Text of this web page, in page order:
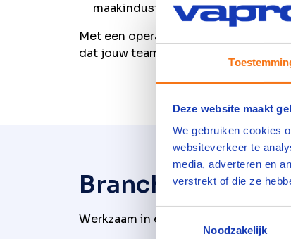
Deze website maakt
We gebruiken cookies
websiteverkeer te
media, adverteren en
verstrekt of die ze
Toestemmingsselectie
Noodzakelijk
maakindustrie.
Met een operator opleiding van
dat jouw team de juiste kennis in huis
Werkzaam in een van deze specifieke